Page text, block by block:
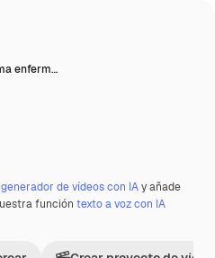
enferm…
generador de vídeos con IAy añade
función texto a voz con IA